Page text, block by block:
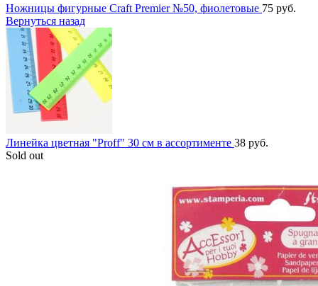
Ножницы фигурные Craft Premier №50, фиолетовые 75 руб.
Вернуться назад
Линейка цветная "Proff" 30 см в ассортименте 38 руб.
Sold out